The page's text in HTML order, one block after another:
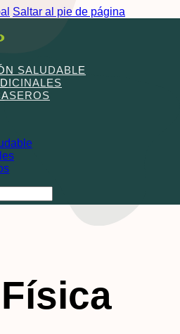
Saltar al pie de página
SALUDABLE